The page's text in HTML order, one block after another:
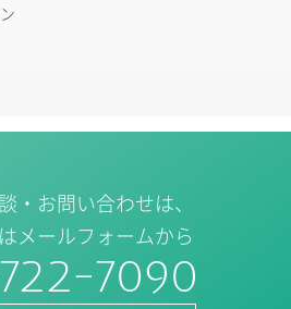
・お問い合わせは、
メールフォームから
7090